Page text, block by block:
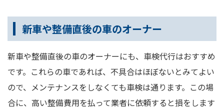
新車や整備直後の車のオーナー
新車や整備直後の車のオーナーにも、車検代行はおすすめ
です。これらの車であれば、不具合はほぼないとみてよい
ので、メンテナンスをしなくても車検は通ります。この場
合に、高い整備費用を払って業者に依頼すると損をします